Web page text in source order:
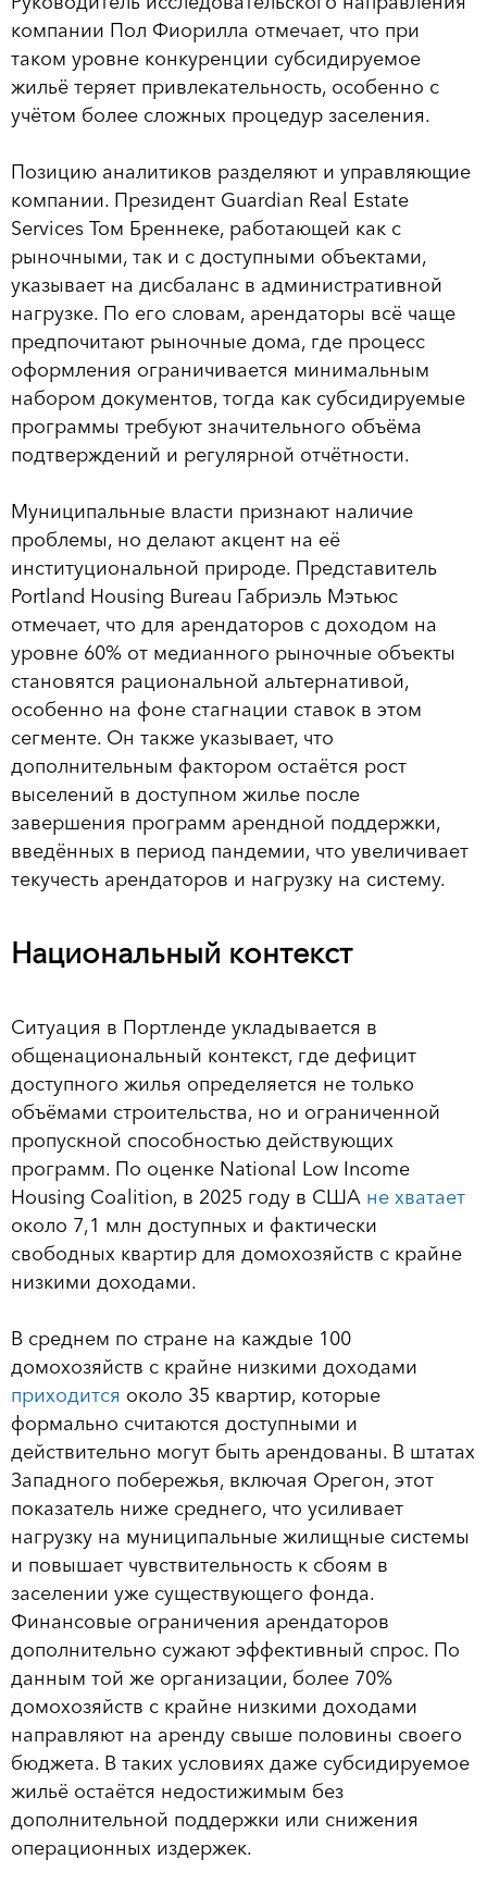
компании Пол Фиорилла отмечает, что при
таком уровне конкуренции субсидируемое
жильё теряет привлекательность, особенно с
учётом более сложных процедур заселения.
Позицию аналитиков разделяют и управляющие
компании. Президент Guardian Real Estate
Services Том Бреннеке, работающей как с
рыночными, так и с доступными объектами,
указывает на дисбаланс в административной
нагрузке. По его словам, арендаторы всё чаще
предпочитают рыночные дома, где процесс
оформления ограничивается минимальным
набором документов, тогда как субсидируемые
программы требуют значительного объёма
подтверждений и регулярной отчётности.
Муниципальные власти признают наличие
проблемы, но делают акцент на её
институциональной природе. Представитель
Portland Housing Bureau Габриэль Мэтьюс
отмечает, что для арендаторов с доходом на
уровне 60% от медианного рыночные объекты
становятся рациональной альтернативой,
особенно на фоне стагнации ставок в этом
сегменте. Он также указывает, что
дополнительным фактором остаётся рост
выселений в доступном жилье после
завершения программ арендной поддержки,
введённых в период пандемии, что увеличивает
текучесть арендаторов и нагрузку на систему.
Национальный контекст
Ситуация в Портленде укладывается в
общенациональный контекст, где дефицит
доступного жилья определяется не только
объёмами строительства, но и ограниченной
пропускной способностью действующих
программ. По оценке National Low Income
Housing Coalition, в 2025 году в США не хватает
около 7,1 млн доступных и фактически
свободных квартир для домохозяйств с крайне
низкими доходами.
В среднем по стране на каждые 100
домохозяйств с крайне низкими доходами
приходится около 35 квартир, которые
формально считаются доступными и
действительно могут быть арендованы. В штатах
Западного побережья, включая Орегон, этот
показатель ниже среднего, что усиливает
нагрузку на муниципальные жилищные системы
и повышает чувствительность к сбоям в
заселении уже существующего фонда.
Финансовые ограничения арендаторов
дополнительно сужают эффективный спрос. По
данным той же организации, более 70%
домохозяйств с крайне низкими доходами
направляют на аренду свыше половины своего
бюджета. В таких условиях даже субсидируемое
жильё остаётся недостижимым без
дополнительной поддержки или снижения
операционных издержек.